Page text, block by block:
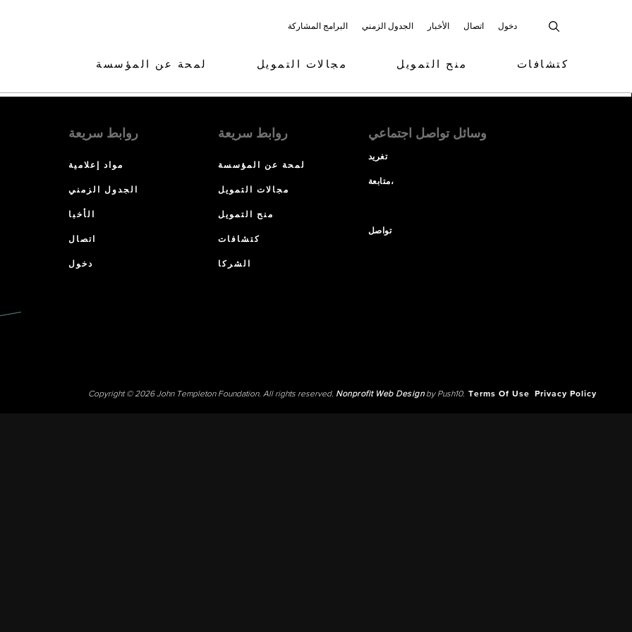
البرامج المشاركة الجدول الزمني الأخبار اتصال دخول
لمحة عن المؤسسة مجالات التمويل منح التمويل كتشافات
روابط سريعة
مواد إعلامية
الجدول الزمني
الأخبا
اتصال
دخول
روابط سريعة
لمحة عن المؤسسة
مجالات التمويل
منح التمويل
كتشافات
الشركا
وسائل تواصل اجتماعي
تغريد
متابعة،
تواصل
Copyright © 2026 John Templeton Foundation. All rights reserved. Nonprofit Web Designby Push10. Terms Of Use Privacy Policy